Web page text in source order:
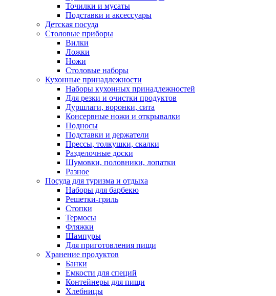
Точилки и мусаты
Подставки и аксессуары
Детская посуда
Столовые приборы
Вилки
Ложки
Ножи
Столовые наборы
Кухонные принадлежности
Наборы кухонных принадлежностей
Для резки и очистки продуктов
Дуршлаги, воронки, сита
Консервные ножи и открывалки
Подносы
Подставки и держатели
Прессы, толкушки, скалки
Разделочные доски
Шумовки, половники, лопатки
Разное
Посуда для туризма и отдыха
Наборы для барбекю
Решетки-гриль
Стопки
Термосы
Фляжки
Шампуры
Для приготовления пищи
Хранение продуктов
Банки
Емкости для специй
Контейнеры для пищи
Хлебницы